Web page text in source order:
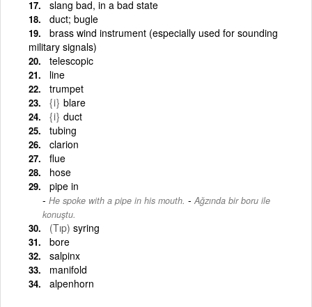
slang bad, in a bad state
duct; bugle
brass wind instrument (especially used for sounding
military signals)
telescopic
line
trumpet
{i} blare
{i} duct
tubing
clarion
flue
hose
pipe in
He spoke with a pipe in his mouth. - Ağzında bir boru ile
konuştu.
(Tıp) syring
bore
salpinx
manifold
alpenhorn